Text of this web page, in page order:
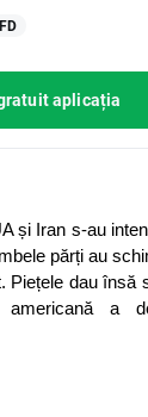
aplicația
și Iran s-au
părți au
Piețele dau însă
a